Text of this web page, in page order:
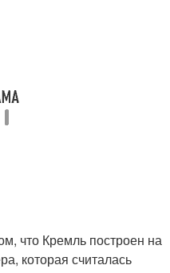
что Кремль построен на
которая считалась